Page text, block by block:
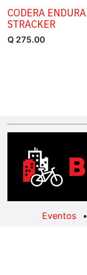
CODERA ENDURA
STRACKER
Q 275.00
Eventos •